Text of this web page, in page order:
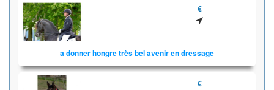
€
a donner hongre très bel avenir en dressage
€